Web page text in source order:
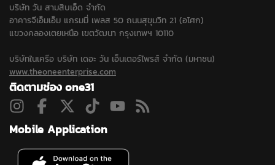
บริษัท วัน สามสิบเอ็ด จำกัด
อาคารจีเอ็มเอ็ม แกรมมี่ เพลส 50 ถนนสุขุมวิท 21 (อโศก)
แขวงคลองเตยเหนือ เขตวัฒนา กรุงเทพฯ 10110
บริษัทในเครือ บริษัท เดอะ วัน เอ็นเตอร์ไพรส์ จำกัด (มหาชน)
www.theoneenterprise.com
ติดตามช่อง one31
Mobile Application